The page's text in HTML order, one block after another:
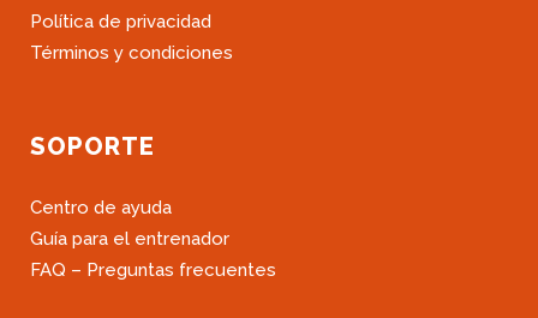
Política de privacidad
Términos y condiciones
SOPORTE
Centro de ayuda
Guía para el entrenador
FAQ – Preguntas frecuentes